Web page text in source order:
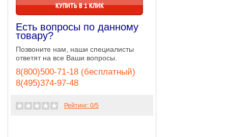
КУПИТЬ В 1 КЛИК
Есть вопросы по данному
товару?
Позвоните нам, наши специалисты
ответят на все Ваши вопросы.
8(800)500-71-18 (бесплатный)
8(495)374-97-48
Рейтинг: 0/5